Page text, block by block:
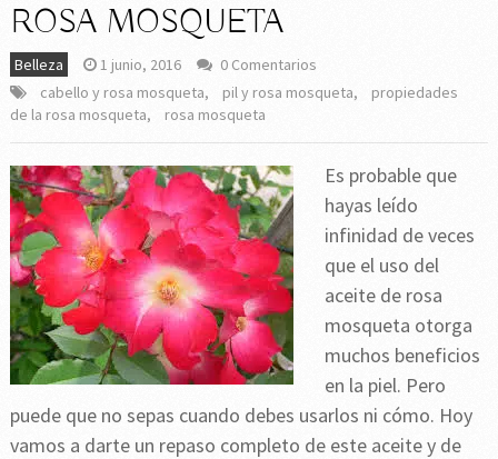
ROSA MOSQUETA
Belleza 1 junio, 2016
0 Comentarios
cabello y rosa mosqueta, pil y rosa mosqueta,
propiedades
de la rosa mosqueta, rosa mosqueta
Es probable que
hayas leído
infinidad de veces
que el uso del
aceite de rosa
mosqueta otorga
muchos beneficios
en la piel. Pero
puede que no sepas cuando debes usarlos ni cómo. Hoy
vamos a darte un repaso completo de este aceite y de